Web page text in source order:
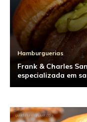
Hamburguerias
Frank & Charles
especializada em